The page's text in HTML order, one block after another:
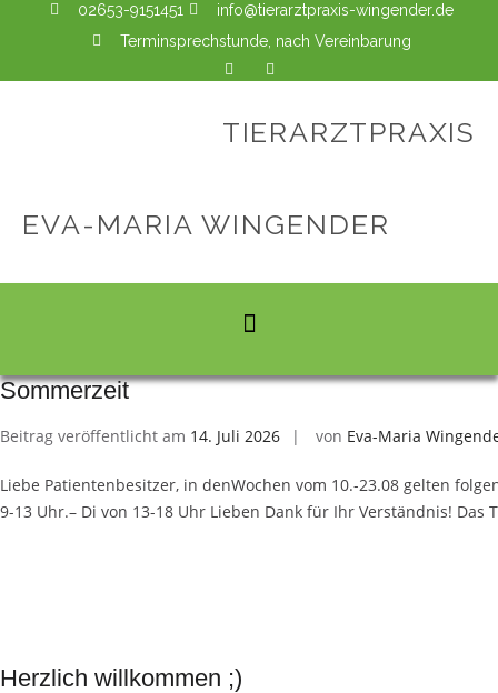
02653-9151451
info@tierarztpraxis-wingender.de
Terminsprechstunde, nach Vereinbarung
TIERARZTPRAXIS
EVA-MARIA WINGENDER
Sommerzeit
Beitrag veröffentlicht am 14. Juli 2026 von Eva-Maria
Liebe Patientenbesitzer, in denWochen vom 10.-23.08 gelten
9-13 Uhr.– Di von 13-18 Uhr Lieben Dank für Ihr Verständnis! Das
Herzlich willkommen ;)